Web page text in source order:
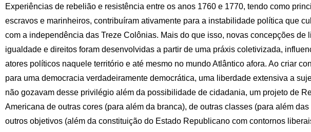
Experiências de rebelião e resistência entre os anos 1760 e 1770, tendo como
escravos e marinheiros, contribuíram ativamente para a instabilidade política que
com a independência das Treze Colônias. Mais do que isso, novas concepções de
igualdade e direitos foram desenvolvidas a partir de uma práxis coletivizada,
atores políticos naquele território e até mesmo no mundo Atlântico afora. Ao criar
para uma democracia verdadeiramente democrática, uma liberdade extensiva a
não gozavam desse privilégio além da possibilidade de cidadania, um projeto de
Americana de outras cores (para além da branca), de outras classes (para além
outros objetivos (além da constituição do Estado Republicano com contornos